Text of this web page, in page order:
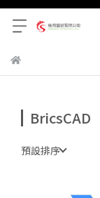
BricsCAD
預設排序